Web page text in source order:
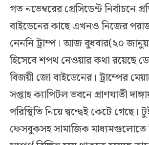
গত নভেম্বরের প্রেসিডেন্ট নির্বাচনে
বাইডেনের কাছে এখনও নিজের
নেননি ট্রাম্প। আজ বুধবার(২০
হিসেবে শপথ নেওয়ার কথা রয়েছে
বিজয়ী জো বাইডেনের। ট্রাম্পের
সপ্তাহ ক্যাপিটল ভবনে প্রাণঘাতী
পরিস্থিতি নিয়ে দ্বন্দ্বেই কেটে গেছে।
ফেসবুকসহ সামাজিক মাধ্যমগুলোতে